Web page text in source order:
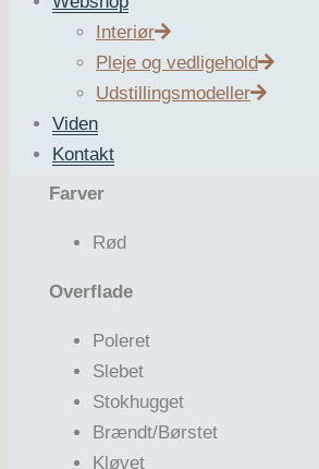
Interiør
Pleje og vedligehold
Udstillingsmodeller
Viden
Kontakt
Granit
Oprindelse
Danmark
Farver
Rød
Overflade
Poleret
Slebet
Stokhugget
Brændt/Børstet
Kløvet